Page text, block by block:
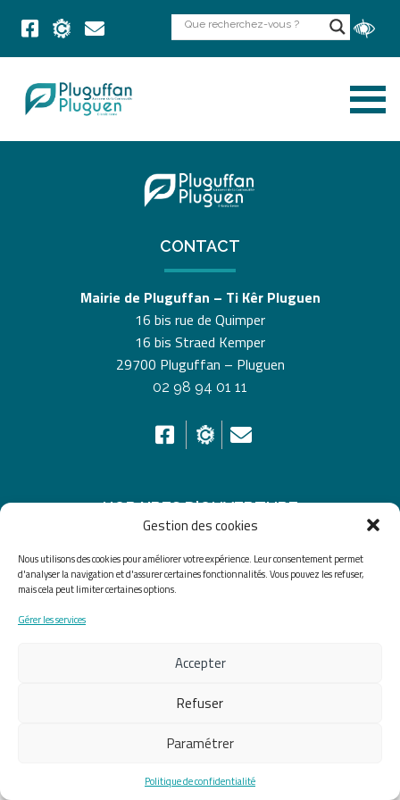
Gestion des cookies
Nous utilisons des cookies pour améliorer votre expérience. Leur consentement permet
d'analyser la navigation et d'assurer certaines fonctionnalités. Vous pouvez les refuser,
mais cela peut limiter certaines options.
Gérer les services
Accepter
Refuser
Paramétrer
Politique de confidentialité
CONTACT
Mairie de Pluguffan – Ti Kêr Pluguen
16 bis rue de Quimper
16 bis Straed Kemper
29700 Pluguffan – Pluguen
02 98 94 01 11
HORAIRES D’OUVERTURE
Du lundi au vendredi de 8h30 à 12h30 et de 13h30 à
17h30, le samedi de 10h00 à 12h00
personnelles
Fait avec ♡ en Bretagne par